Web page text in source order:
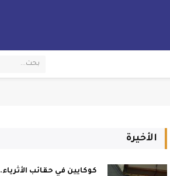
الأخيرة
كوكايين في حقائب